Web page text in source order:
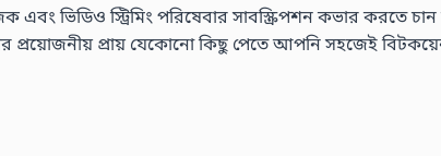
ভিডিও স্ট্রিমিং পরিষেবার সাবস্ক্রিপশন কভার করতে চান
প্রায় যেকোনো কিছু পেতে আপনি সহজেই বিটকয়েন